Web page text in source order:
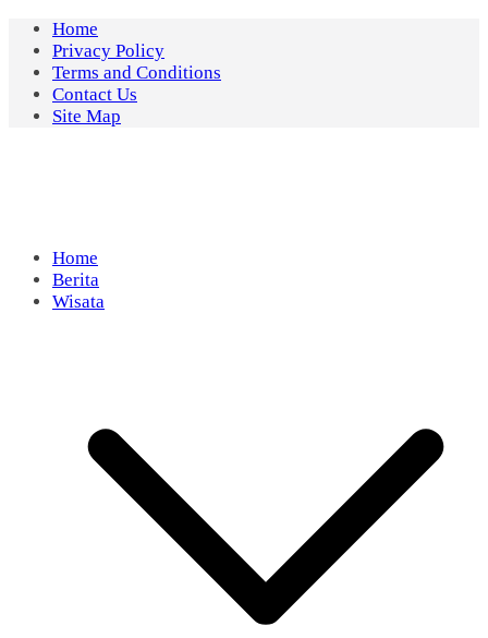
Skip
content
Home
Privacy Policy
Terms and Conditions
Contact Us
Site Map
Home
Berita
Wisata